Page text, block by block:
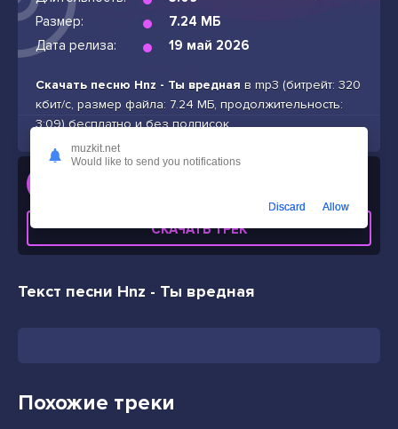
Размер:
7.24 МБ
Дата релиза:
19 май 2026
Скачать песню Hnz - Ты вредная в mp3 (битрейт: 320
кбит/с, размер файла: 7.24 МБ, продолжительность:
3:09) бесплатно и без подписок
СКАЧАТЬ ТРЕК
Текст песни Hnz - Ты вредная
Похожие треки
muzkit.net
Would like to send you notifications
Discard Allow